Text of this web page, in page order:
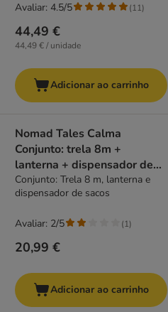
44,49 €
44,49 € / unidade
Avaliar: 4.5/5 (11)
Adicionar ao carrinho
Nomad Tales Calma
Conjunto: trela 8m +
lanterna + dispensador de
sacos
Conjunto: Trela 8 m, lanterna e
dispensador de sacos
20,99 €
Avaliar: 2/5 (1)
Adicionar ao carrinho